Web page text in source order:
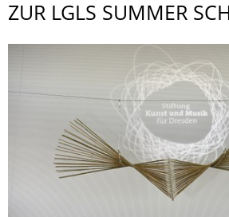
ZUR LGLS SUMMER